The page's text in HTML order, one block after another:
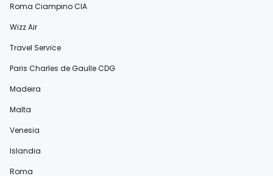
Roma Ciampino CIA
Wizz Air
Travel Service
Paris Charles de Gaulle CDG
Madeira
Malta
Venesia
Islandia
Roma